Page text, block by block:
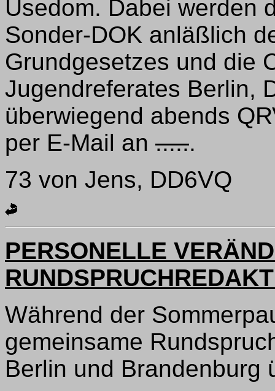
Usedom. Dabei werden
Sonder-DOK anläßlich
Grundgesetzes und die
Jugendreferates Berlin,
überwiegend abends
per E-Mail an ......
73 von Jens, DD6VQ
PERSONELLE
Während der
gemeinsame
Berlin und Brandenburg